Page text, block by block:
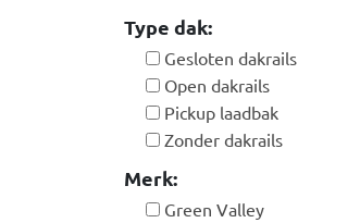
Type dak:
Gesloten dakrails
Open dakrails
Pickup laadbak
Zonder dakrails
Merk:
Green Valley